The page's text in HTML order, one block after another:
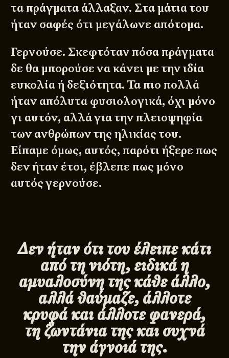
τα πράγματα άλλαξαν. Στα μάτια του
ήταν σαφές ότι μεγάλωνε απότομα.
Γερνούσε. Σκεφτόταν πόσα πράγματα
δε θα μπορούσε να κάνει με την ιδία
ευκολία ή δεξιότητα. Τα πιο πολλά
ήταν απόλυτα φυσιολογικά, όχι μόνο
γι αυτόν, αλλά για την πλειοψηφία
των ανθρώπων της ηλικίας του.
Είπαμε όμως, αυτός, παρότι ήξερε πως
δεν ήταν έτσι, έβλεπε πως μόνο
αυτός γερνούσε.
Δεν ήταν ότι του έλειπε κάτι
από τη νιότη, ειδικά η
αμυαλοσύνη της κάθε άλλο,
αλλά θαύμαζε, άλλοτε
κρυφά και άλλοτε φανερά,
τη ζωντάνια της και συχνά
την άγνοιά της.